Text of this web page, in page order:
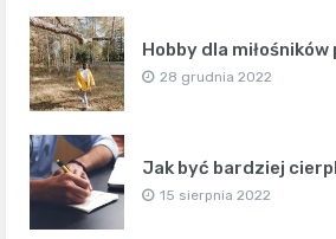
Hobby dla
28 grudnia 2022
Jak być bardziej
15 sierpnia 2022